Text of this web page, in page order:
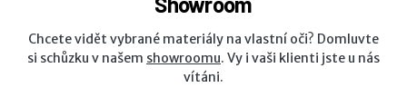
Chcete vidět vybrané materiály na vlastní oči? Domluvte
si schůzku v našem showroomu. Vy i vaši klienti jste u nás
vítáni.